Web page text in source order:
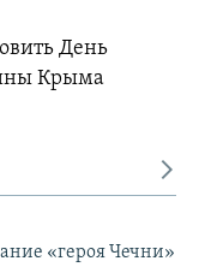
День
Крыма
«героя Чечни»